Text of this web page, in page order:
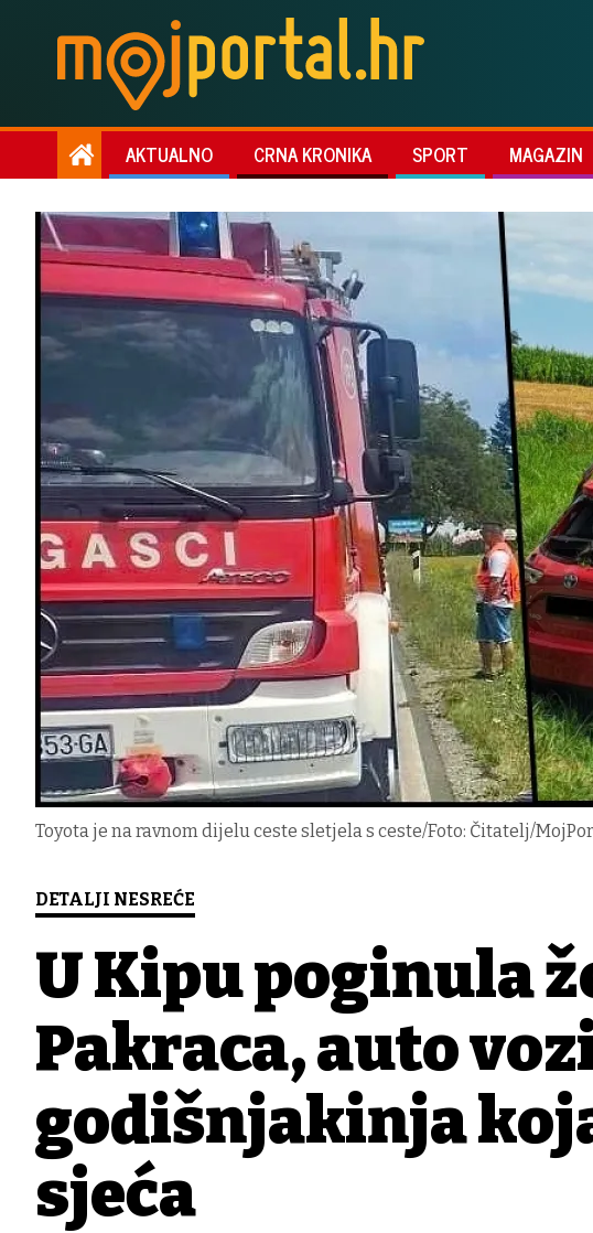
AKTUALNO CRNA KRONIKA SPORT MAGAZIN
Toyota je na ravnom dijelu ceste sletjela s ceste/Foto: Čitatelj/
DETALJI NESREĆE
U Kipu poginula
Pakraca, auto
godišnjakinja
sjeća